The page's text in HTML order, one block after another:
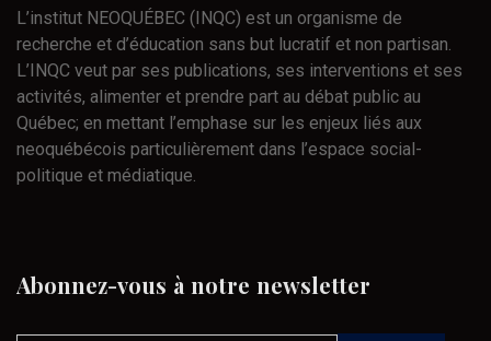
L’institut NEOQUÉBEC (INQC) est un organisme de
recherche et d’éducation sans but lucratif et non partisan.
L’INQC veut par ses publications, ses interventions et ses
activités, alimenter et prendre part au débat public au
Québec; en mettant l’emphase sur les enjeux liés aux
neoquébécois particulièrement dans l’espace social-
politique et médiatique.
Abonnez-vous à notre newsletter